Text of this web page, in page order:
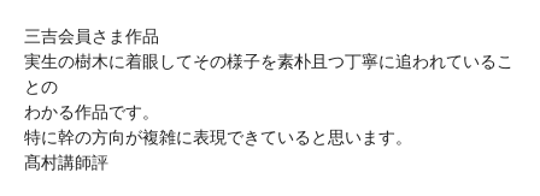
三吉会員さま作品
実生の樹木に着眼してその様子を素朴且つ丁寧に追われているこ
との
わかる作品です。
特に幹の方向が複雑に表現できていると思います。
髙村講師評